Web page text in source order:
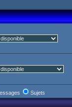
Sujets